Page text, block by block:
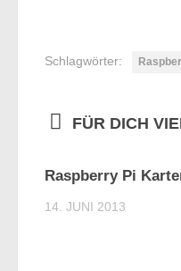
Schlagwörter:
FÜR DICH
Raspberry Pi
14. JUNI 2013